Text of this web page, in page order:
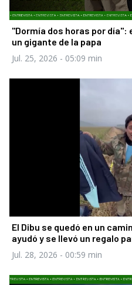
"Dormía dos horas por
un gigante de la papa
Jul. 25, 2026 - 05:09 min
El Dibu se quedó en un
ayudó y se llevó un regalo
Jul. 28, 2026 - 00:59 min